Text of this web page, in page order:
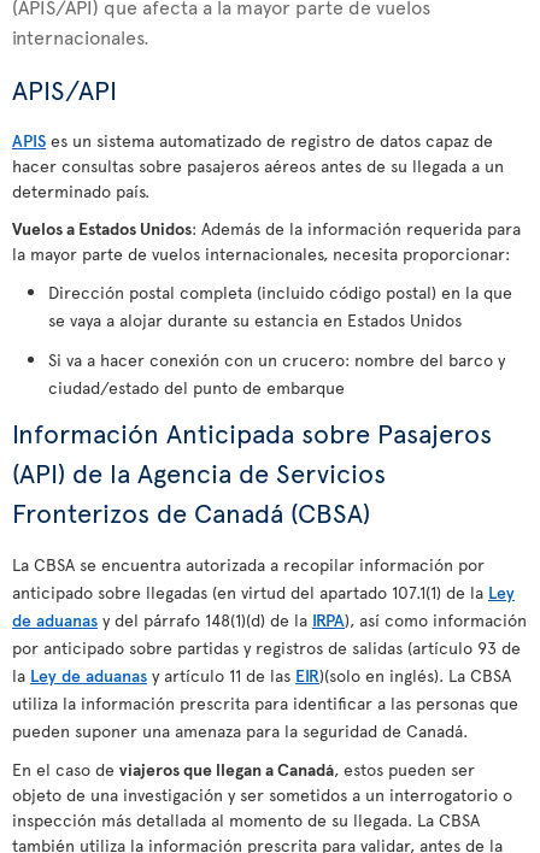
(APIS/API) que afecta a la mayor parte de vuelos
internacionales.
APIS/API
APIS es un sistema automatizado de registro de datos capaz de
hacer consultas sobre pasajeros aéreos antes de su llegada a un
determinado país.
Vuelos a Estados Unidos: Además de la información requerida para
la mayor parte de vuelos internacionales, necesita proporcionar:
Dirección postal completa (incluido código postal) en la que
se vaya a alojar durante su estancia en Estados Unidos
Si va a hacer conexión con un crucero: nombre del barco y
ciudad/estado del punto de embarque
Información Anticipada sobre Pasajeros
(API) de la Agencia de Servicios
Fronterizos de Canadá (CBSA)
La CBSA se encuentra autorizada a recopilar información por
anticipado sobre llegadas (en virtud del apartado 107.1(1) de la Ley
de aduanas y del párrafo 148(1)(d) de la IRPA), así como información
por anticipado sobre partidas y registros de salidas (artículo 93 de
la Ley de aduanas y artículo 11 de las EIR)(solo en inglés). La CBSA
utiliza la información prescrita para identificar a las personas que
pueden suponer una amenaza para la seguridad de Canadá.
En el caso de viajeros que llegan a Canadá, estos pueden ser
objeto de una investigación y ser sometidos a un interrogatorio o
inspección más detallada al momento de su llegada. La CBSA
también utiliza la información prescrita para validar, antes de la